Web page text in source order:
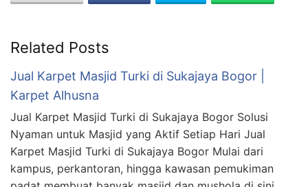
Related Posts
Jual Karpet Masjid Turki di Sukajaya Bogor |
Karpet Alhusna
Jual Karpet Masjid Turki di Sukajaya Bogor Solusi
Nyaman untuk Masjid yang Aktif Setiap Hari Jual
Karpet Masjid Turki di Sukajaya Bogor Mulai dari
kampus, perkantoran, hingga kawasan pemukiman